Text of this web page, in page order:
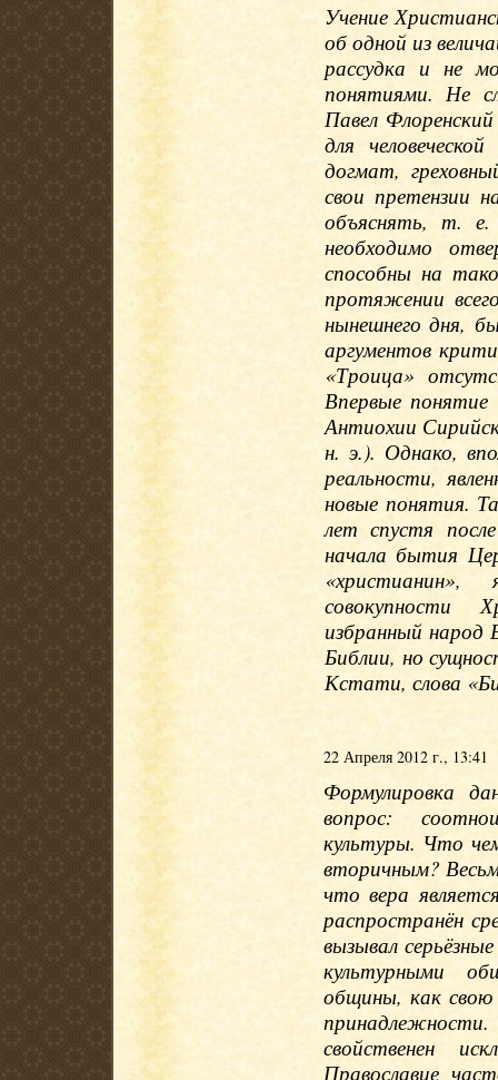
Учение
об одной из
рассудка и не
понятиями. Не
Павел
для
догмат,
свои претензии
объяснять, т.
необходимо
способны на
протяжении
нынешнего дня,
аргументов
«Троица»
Впервые
Антиохии
н. э.). Однако,
реальности,
новые понятия.
лет спустя
начала бытия
«христианин»,
совокупности
избранный народ
Библии, но
Кстати, слова
22 Апреля 2012 г., 13:41
Формулировка
вопрос:
культуры. Что
вторичным?
что вера
распространён
вызывал
культурными
общины, как свою
свойственен
Православие